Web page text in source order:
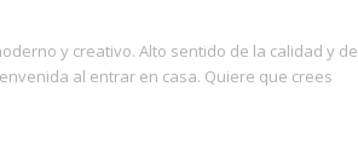
y creativo. Alto sentido de la calidad y de
al entrar en casa. Quiere que crees